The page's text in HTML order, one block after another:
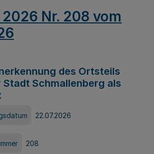
2026 Nr. 208 vom
des Ortsteils
Stadt Schmallenberg als
22.07.2026
208